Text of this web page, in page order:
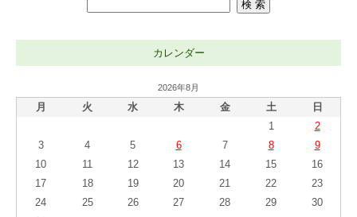
カレンダー
2026年8月
月 火 水 木 金 土 日
1
2
3
4 5 6 7 8
9
10
11 12 13 14 15
16
17
18 19 20 21 22
23
24
25 26 27 28 29
30